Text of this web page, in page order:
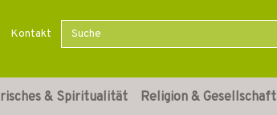
Kontakt
& Spiritualität Religion & Gesellschaft